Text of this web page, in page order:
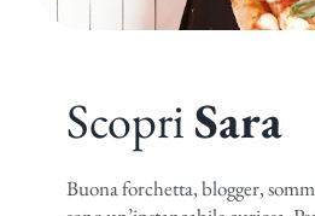
ScopriSara
Buona forchetta, blogger,